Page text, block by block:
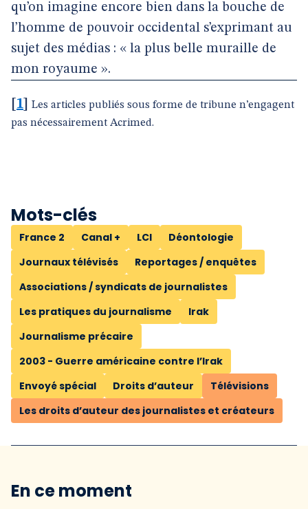
qu’on imagine encore bien dans la bouche de
l’homme de pouvoir occidental s’exprimant au
sujet des médias : « la plus belle muraille de
mon royaume ».
1
Les articles publiés sous forme de tribune n’engagent
pas nécessairement Acrimed.
Mots-clés
France 2 Canal + LCI
Déontologie
Journaux télévisés
Reportages / enquêtes
Associations / syndicats de journalistes
Les pratiques du journalisme
Irak
Journalisme précaire
2003 - Guerre américaine contre l’Irak
Envoyé spécial
Droits d’auteur
Télévisions
Les droits d’auteur des journalistes et créateurs
En ce moment